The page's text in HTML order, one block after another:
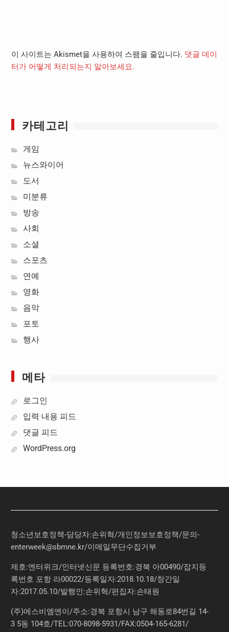
이 사이트는 Akismet을 사용하여 스팸을 줄입니다. 댓글 데이
터가 어떻게 처리되는지 알아보세요.
카테고리
게임
뉴스와이어
도서
미분류
방송
사회
소셜
스포츠
연예
영화
음악
포토
행사
메타
로그인
입력 내용 피드
댓글 피드
WordPress.org
청소년보호정책-담당자:손위혁/개인정보보호정책/문의-
enterweek@sbmne.kr/이메일무단수집거부
제호:엔터위크/인터넷신문 등록번호:경북 아00490/잡지등
록번호 포항 라00022/등록일자:2018.10.18/창간일
자:2017.05.10/발행인:손위혁/편집자:손태원
(주)에스비엠엔이/주소:경북 포항시 남구 해동로84번길 14-
3 5동 104호/TEL:070-8098-5931/FAX:0504-165-6281/